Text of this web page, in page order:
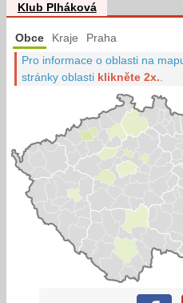
Klub Plháková
Obce Kraje Praha
Pro informace o oblasti na
stránky oblasti klikněte 2x.